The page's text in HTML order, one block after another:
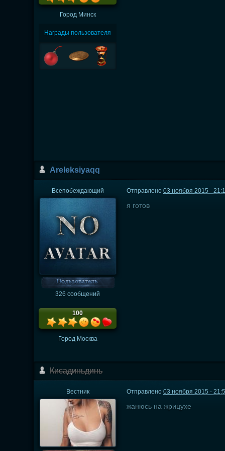
Город Минск
Награды пользователя
Areleksiyaqq
Всепобеждающий
326 сообщений
100
Город Москва
Отправлено03 ноября 2015 -
я готов
Кисадиньдинь
Вестник Отправлено03 ноября 2015 -
жанюсь на жрицухе